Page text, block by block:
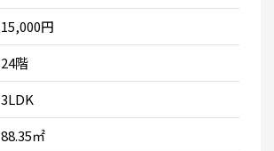
15,000円
24階
3LDK
88.35㎡